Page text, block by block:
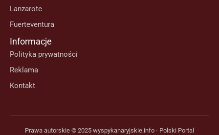
Lanzarote
Fuerteventura
Informacje
Polityka prywatności
Reklama
Kontakt
Prawa autorskie © 2025 wyspykanaryjskie.info - Polski Portal